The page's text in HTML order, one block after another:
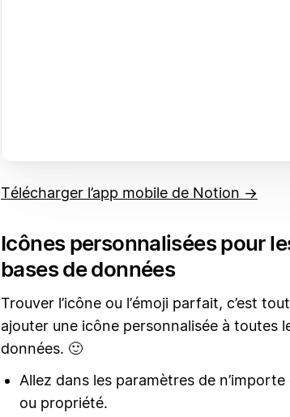
Télécharger l’app mobile de Notion →
Icônes personnalisées pour
bases de données
Trouver l’icône ou l’émoji parfait, c’est
ajouter une icône personnalisée à toutes
données. 🙂
Allez dans les paramètres de
ou propriété.